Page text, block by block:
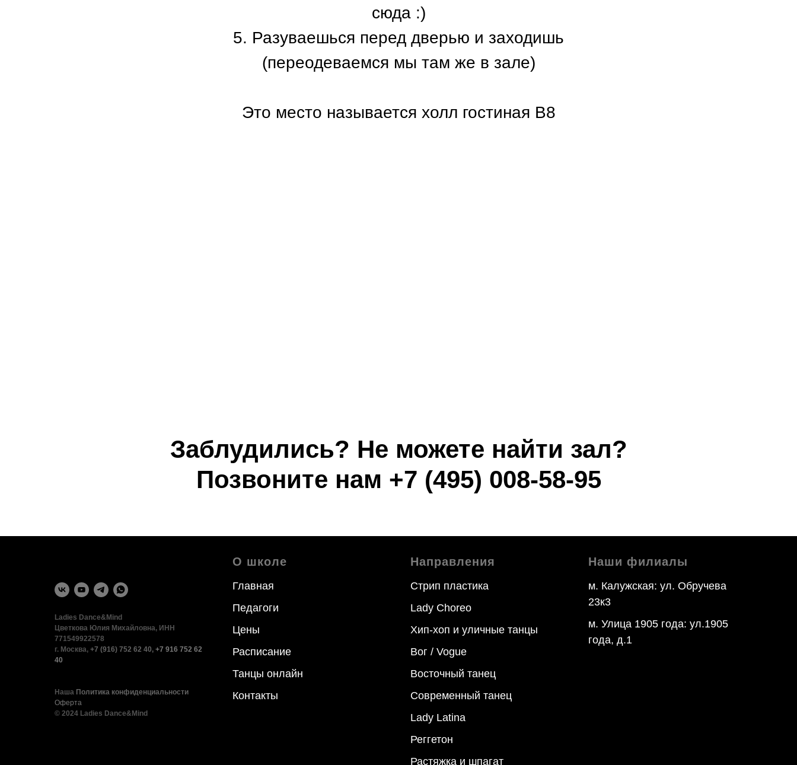
сюда :)
5. Разуваешься перед дверью и заходишь
(переодеваемся мы там же в зале)
Это место называется холл гостиная В8
Заблудились? Не можете найти зал?
Позвоните нам +7 (495) 008-58-95
Ladies Dance&Mind
Цветкова Юлия Михайловна, ИНН
771549922578
г. Москва, +7 (916) 752 62 40, +7 916 752 62
40
Наша Политика конфиденциальности
Оферта
© 2024 Ladies Dance&Mind
О школе
Главная
Педагоги
Цены
Расписание
Танцы онлайн
Контакты
Направления
Стрип пластика
Lady Choreo
Хип-хоп и уличные танцы
Вог / Vogue
Восточный танец
Современный танец
Lady Latina
Реггетон
Растяжка и шпагат
Наши филиалы
м. Калужская: ул. Обручева
23к3
м. Улица 1905 года: ул.1905
года, д.1